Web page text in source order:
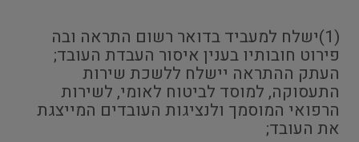
(1)ישלח למעביד בדואר רשום התראה ובה
פירוט חובותיו בענין איסור העבדת העובד;
העתק ההתראה יישלח ללשכת שירות
התעסוקה, למוסד לביטוח לאומי, לשירות
הרפואי המוסמך ולנציגות העובדים המייצגת
את העובד;